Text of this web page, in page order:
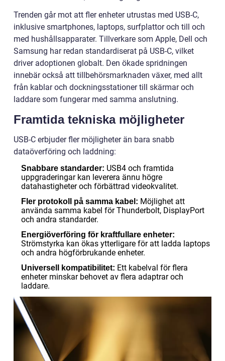
Trenden går mot att fler enheter utrustas med USB-C,
inklusive smartphones, laptops, surfplattor och till och
med hushållsapparater. Tillverkare som Apple, Dell och
Samsung har redan standardiserat på USB-C, vilket
driver adoptionen globalt. Den ökade spridningen
innebär också att tillbehörsmarknaden växer, med allt
från kablar och dockningsstationer till skärmar och
laddare som fungerar med samma anslutning.
Framtida tekniska möjligheter
USB-C erbjuder fler möjligheter än bara snabb
dataöverföring och laddning:
Snabbare standarder: USB4 och framtida
uppgraderingar kan leverera ännu högre
datahastigheter och förbättrad videokvalitet.
Fler protokoll på samma kabel: Möjlighet att
använda samma kabel för Thunderbolt, DisplayPort
och andra standarder.
Energiöverföring för kraftfullare enheter:
Strömstyrka kan ökas ytterligare för att ladda laptops
och andra högförbrukande enheter.
Universell kompatibilitet: Ett kabelval för flera
enheter minskar behovet av flera adaptrar och
laddare.